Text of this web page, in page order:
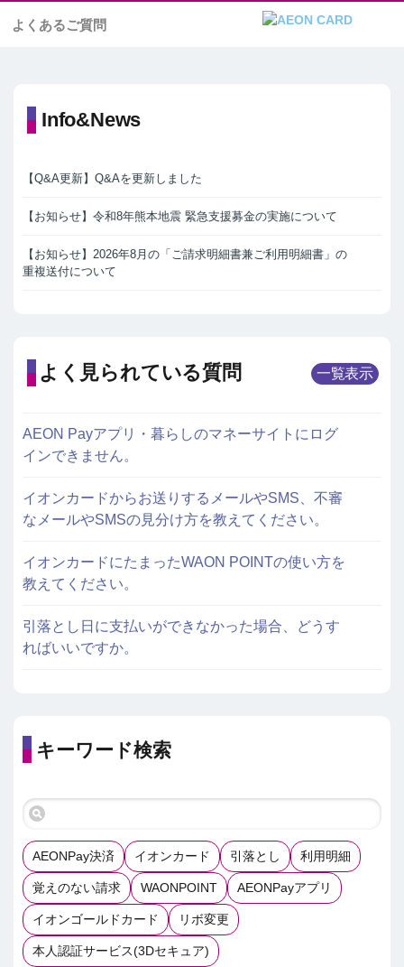
よくあるご質問
Info&News
【Q&A更新】Q&Aを更新しました
【お知らせ】令和8年熊本地震 緊急支援募金の実施について
【お知らせ】2026年8月の「ご請求明細書兼ご利用明細書」の
重複送付について
よく見られている質問 一覧表示
AEON Payアプリ・暮らしのマネーサイトにログ
インできません。
イオンカードからお送りするメールやSMS、不審
なメールやSMSの見分け方を教えてください。
イオンカードにたまったWAON POINTの使い方を
教えてください。
引落とし日に支払いができなかった場合、どうす
ればいいですか。
キーワード検索
AEONPay決済 イオンカード 引落とし 利用明細
覚えのない請求 WAONPOINT AEONPayアプリ
イオンゴールドカード リボ変更
本人認証サービス(3Dセキュア)